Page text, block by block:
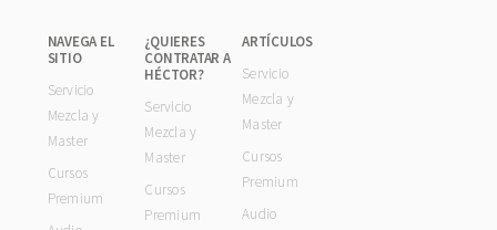
NAVEGA EL
SITIO
Servicio
Mezcla y
Master
Cursos
Premium
¿QUIERES
CONTRATAR A
HÉCTOR?
Servicio
Mezcla y
Master
Cursos
Premium
ARTÍCULOS
Servicio
Mezcla y
Master
Cursos
Premium
Audio